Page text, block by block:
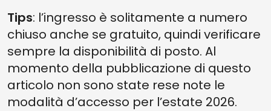
Tips: l’ingresso è solitamente a numero
chiuso anche se gratuito, quindi verificare
sempre la disponibilità di posto. Al
momento della pubblicazione di questo
articolo non sono state rese note le
modalità d’accesso per l’estate 2026.